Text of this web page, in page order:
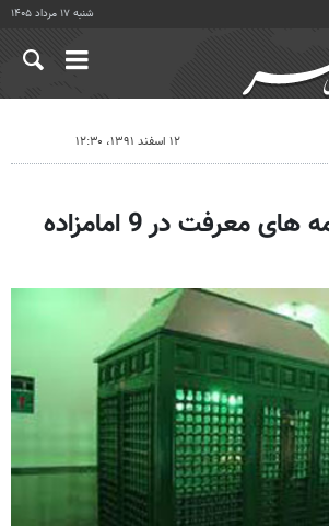
شنبه ۱۷ مرداد ۱۴۰۵
۱۲ اسفند ۱۳۹۱، ۱۲:۳۰
اجرای طرح خیمه های معرفت در 9 امامزاده